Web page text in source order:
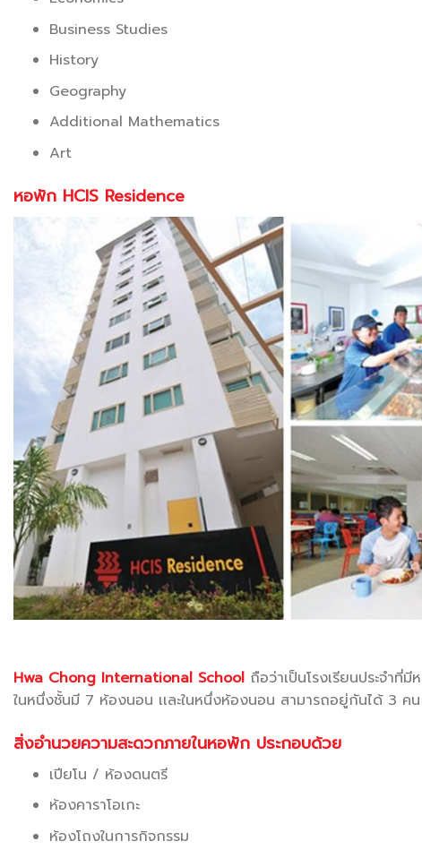
Business Studies
History
Geography
Additional Mathematics
Art
หอพัก HCIS Residence
Hwa Chong International School ถือว่าเป็นโรงเรียนประจำ
ในหนึ่งชั้นมี 7 ห้องนอน เเละในหนึ่งห้องนอน สามารถอยู่กันได้ 3 คน
สิ่งอำนวยความสะดวกภายในหอพัก ประกอบด้วย
เปียโน / ห้องดนตรี
ห้องคาราโอเกะ
ห้องโถงในการกิจกรรม